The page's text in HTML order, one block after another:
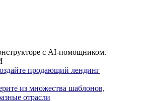
с AI-помощником.
продающий лендинг
из множества шаблонов,
отрасли